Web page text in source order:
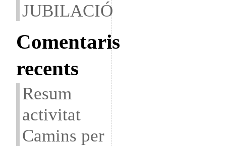
JUBILACIÓ
Comentaris
recents
Resum
activitat
Camins per